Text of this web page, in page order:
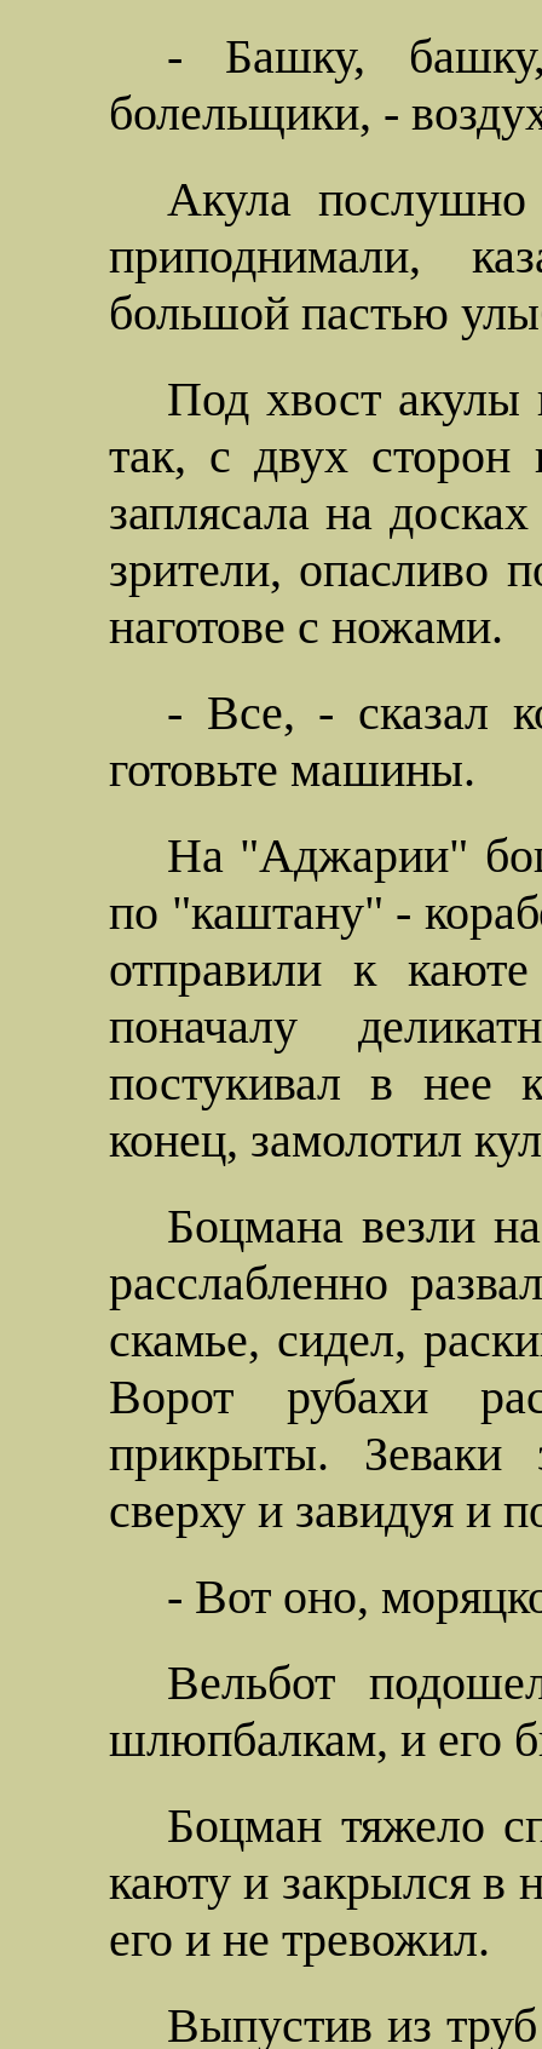
- Башку,
болельщики, -
Акула послушно
приподнимали,
большой пастью
Под хвост
так, с двух сторон
заплясала на
зрители, опасливо
наготове с ножами.
- Все, - сказал
готовьте машины.
На "Аджарии"
по "каштану" -
отправили к
поначалу
постукивал в нее
конец, замолотил
Боцмана везли
расслабленно
скамье, сидел,
Ворот рубахи
прикрыты. Зеваки
сверху и завидуя и
- Вот оно,
Вельбот
шлюпбалкам, и его
Боцман тяжело
каюту и закрылся в
его и не тревожил.
Выпустив из